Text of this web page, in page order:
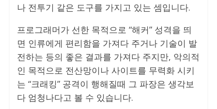
나 전투기 같은 도구를 가지고 있는 셈입니다.
프로그래머가 선한 목적으로 “해커” 성격을 띄
면 인류에게 편리함을 가져다 주거나 기술이 발
전하는 등의 좋은 결과를 가져다 주지만, 악의적
인 목적으로 전산망이나 사이트를 무력화 시키
는 “크래킹” 공격이 행해질때 그 파장은 생각보
다 엄청나다고 볼 수 있습니다.